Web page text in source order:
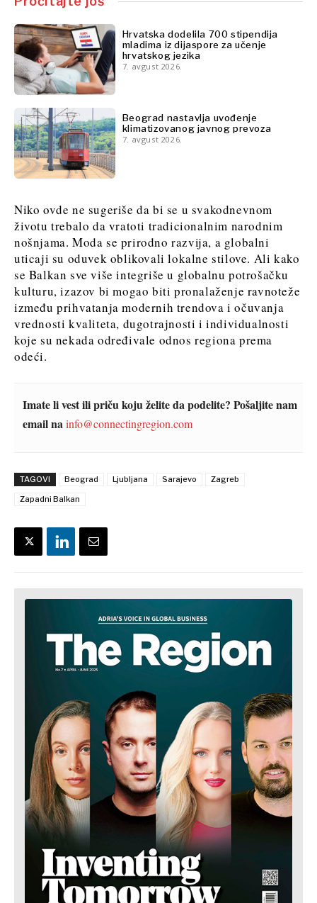
Hrvatska dodelila 700 stipendija
mladima iz dijaspore za učenje
hrvatskog jezika
7. avgust 2026.
Beograd nastavlja uvođenje
klimatizovanog javnog prevoza
7. avgust 2026.
Niko ovde ne sugeriše da bi se u svakodnevnom
životu trebalo da vratoti tradicionalnim narodnim
nošnjama. Moda se prirodno razvija, a globalni
uticaji su oduvek oblikovali lokalne stilove. Ali kako
se Balkan sve više integriše u globalnu potrošačku
kulturu, izazov bi mogao biti pronalaženje ravnoteže
između prihvatanja modernih trendova i očuvanja
vrednosti kvaliteta, dugotrajnosti i individualnosti
koje su nekada određivale odnos regiona prema
odeći.
Imate li vest ili priču koju želite da podelite? Pošaljite nam
email nainfo@connectingregion.com
TAGOVI Beograd Ljubljana Sarajevo
Zagreb
Zapadni Balkan